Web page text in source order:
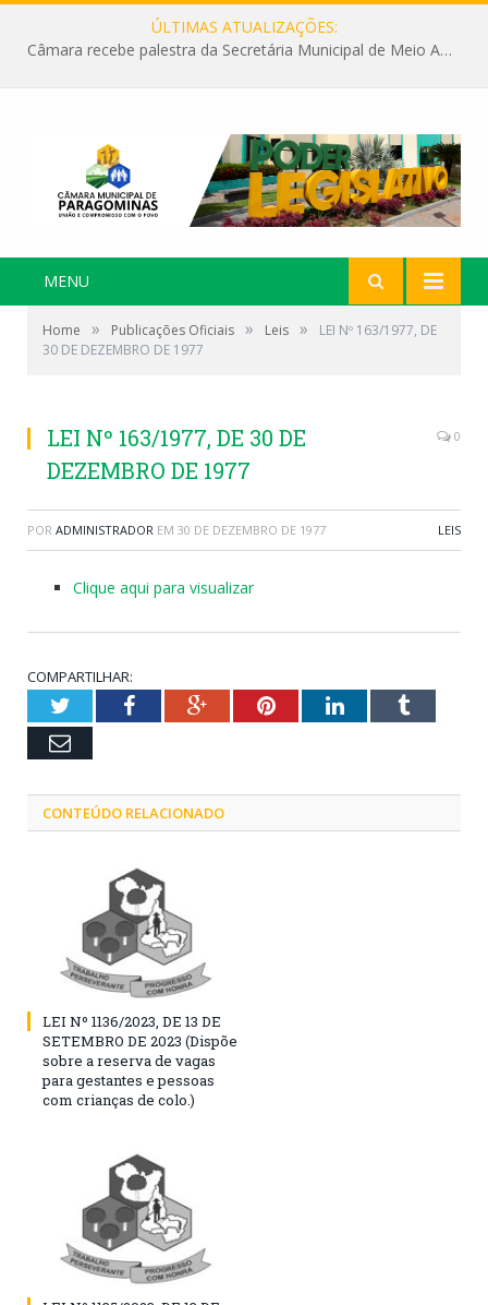
ÚLTIMAS ATUALIZAÇÕES:
Câmara recebe palestra da Secretária Municipal de Meio Ambiente sobre as ações da “SEMANA DO MEIO AMBIENTE”
MENU
Home » Publicações Oficiais » Leis »
LEI Nº 163/1977, DE
30 DE DEZEMBRO DE 1977
LEI Nº 163/1977, DE 30 DE
DEZEMBRO DE 1977
0
POR ADMINISTRADOR EM 30 DE DEZEMBRO DE 1977 LEIS
Clique aqui para visualizar
COMPARTILHAR:
TwitterFacebookGoogle+PinterestLinkedInTumblr
Email
CONTEÚDO RELACIONADO
LEI Nº 1136/2023, DE 13 DE
SETEMBRO DE 2023 (Dispõe
sobre a reserva de vagas
para gestantes e pessoas
com crianças de colo.)